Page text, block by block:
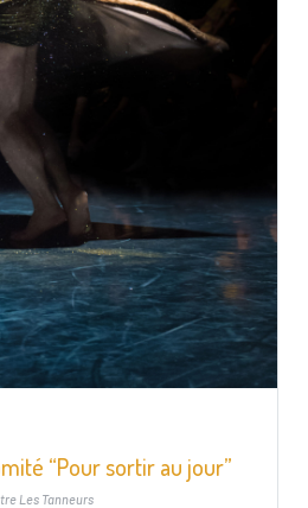
“Pour sortir au jour”
Les Tanneurs